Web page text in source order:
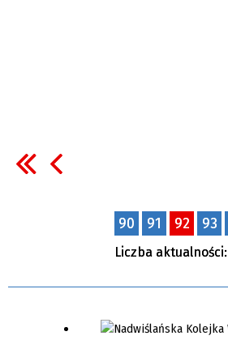
90 91 92 93
Liczba aktualności: